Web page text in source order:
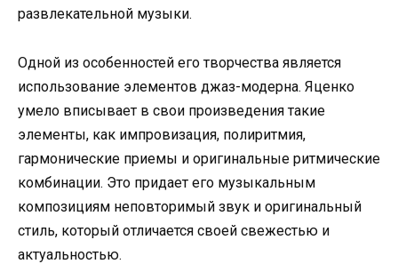
развлекательной музыки.
Одной из особенностей его творчества является
использование элементов джаз-модерна. Яценко
умело вписывает в свои произведения такие
элементы, как импровизация, полиритмия,
гармонические приемы и оригинальные ритмические
комбинации. Это придает его музыкальным
композициям неповторимый звук и оригинальный
стиль, который отличается своей свежестью и
актуальностью.